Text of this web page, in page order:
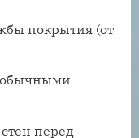
покрытия (от
обычными
перед